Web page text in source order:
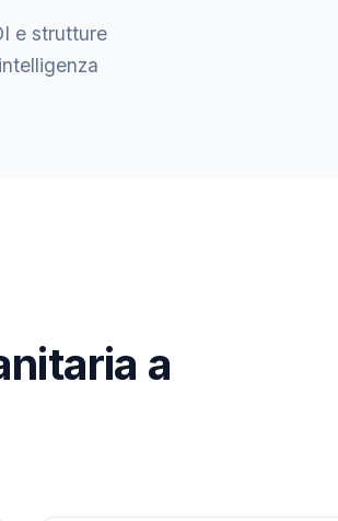
e strutture
a